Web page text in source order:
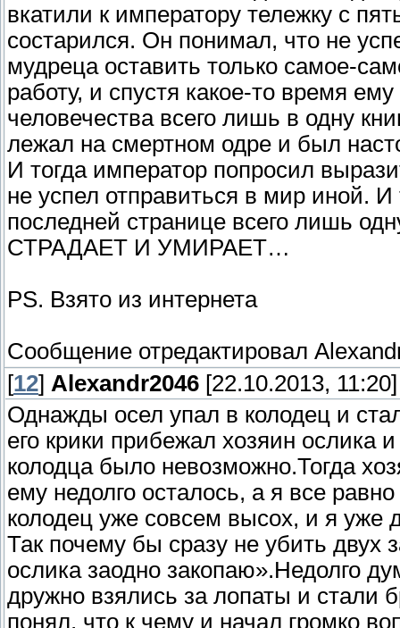
вкатили к императору тележку с
состарился. Он понимал, что не
мудреца оставить только самое-
работу, и спустя какое-то время
человечества всего лишь в одну
лежал на смертном одре и был
И тогда император попросил
не успел отправиться в мир иной.
последней странице всего лишь
СТРАДАЕТ И УМИРАЕТ…
PS. Взято из интернета
Сообщение отредактировал
[12] Alexandr2046 [22.10.2013, 11:20]
Однажды осел упал в колодец и
его крики прибежал хозяин ослика
колодца было невозможно.Тогда
ему недолго осталось, а я все
колодец уже совсем высох, и я уже
Так почему бы сразу не убить двух
ослика заодно закопаю».Недолго
дружно взялись за лопаты и стали
понял, что к чему и начал громко